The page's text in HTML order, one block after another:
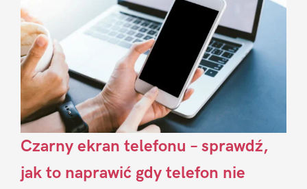
Czarny ekran telefonu – sprawdź,
jak to naprawić gdy telefon nie